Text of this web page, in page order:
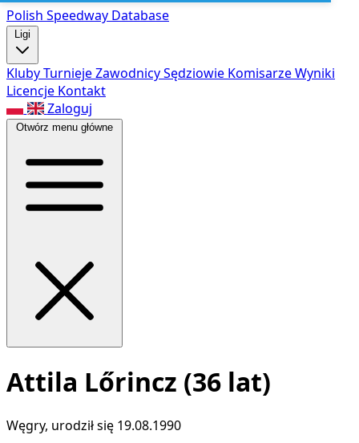
Polish Speedway Database
Ligi
KlubyTurniejeZawodnicySędziowie KomisarzeWyniki
Licencje Kontakt
Zaloguj
Otwórz menu główne
Attila Lőrincz (36 lat)
Węgry, urodził się 19.08.1990